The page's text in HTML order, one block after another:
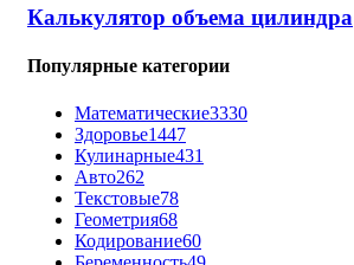
Калькулятор объема цилиндра
Популярные категории
Математические3330
Здоровье1447
Кулинарные431
Авто262
Текстовые78
Геометрия68
Кодирование60